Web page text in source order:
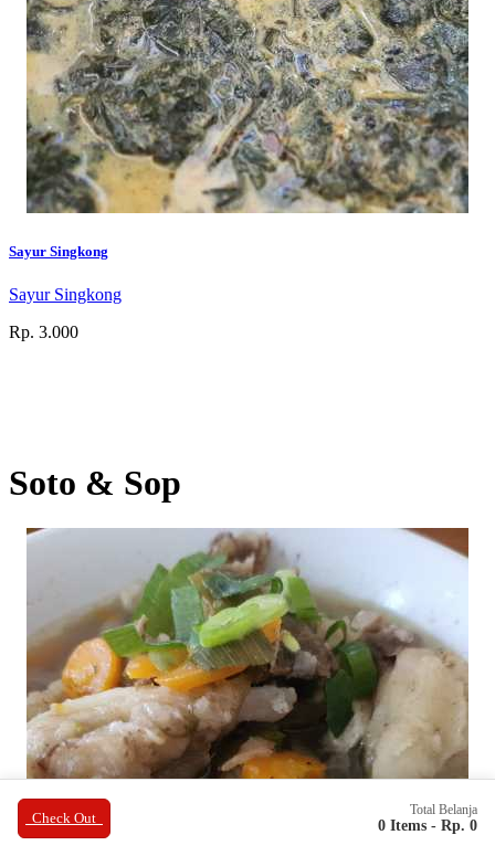
Check Out Total Belanja
0 Items - Rp. 0
Sayur Singkong
Sayur Singkong
Rp. 3.000
Soto & Sop